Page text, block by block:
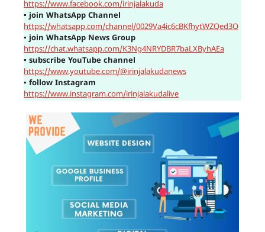
https://www.facebook.com/irinjalakuda
▪ join WhatsApp Channel
https://whatsapp.com/channel/0029Va4ic6cBKfhytWZQed3O
▪ join WhatsApp News Group
https://chat.whatsapp.com/K3Ng4NRYDBR7baLXByhAEa
▪ subscribe YouTube channel
https://www.youtube.com/@irinjalakudanews
▪ follow Instagram
https://www.instagram.com/irinjalakudalive